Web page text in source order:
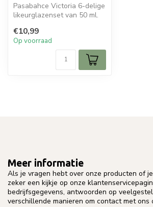
Pasabahce Victoria 6-delige
likeurglazenset van 50 ml.
ontw...
€10,99
Op voorraad
Meer informatie
Als je vragen hebt over onze producten of
zeker een kijkje op onze
bedrijfsgegevens, antwoorden op
verschillende manieren om contact met ons